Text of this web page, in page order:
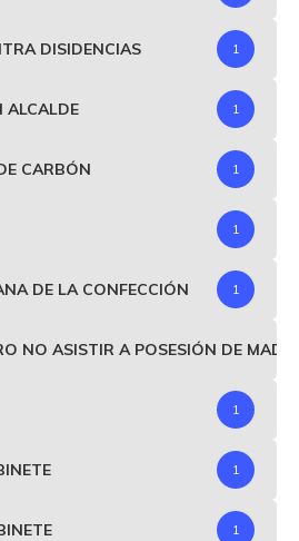
DISIDENCIAS 1
ALCALDE 1
CARBÓN 1
1
DE LA CONFECCIÓN 1
NO ASISTIR A POSESIÓN DE
1
1
1